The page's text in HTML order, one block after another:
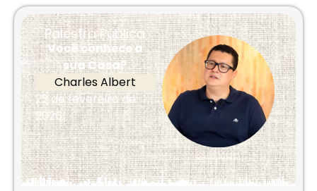
Palestra Pública
Você conhece a
sua Casa?
Charles Albert
22 de fevereiro de
2026